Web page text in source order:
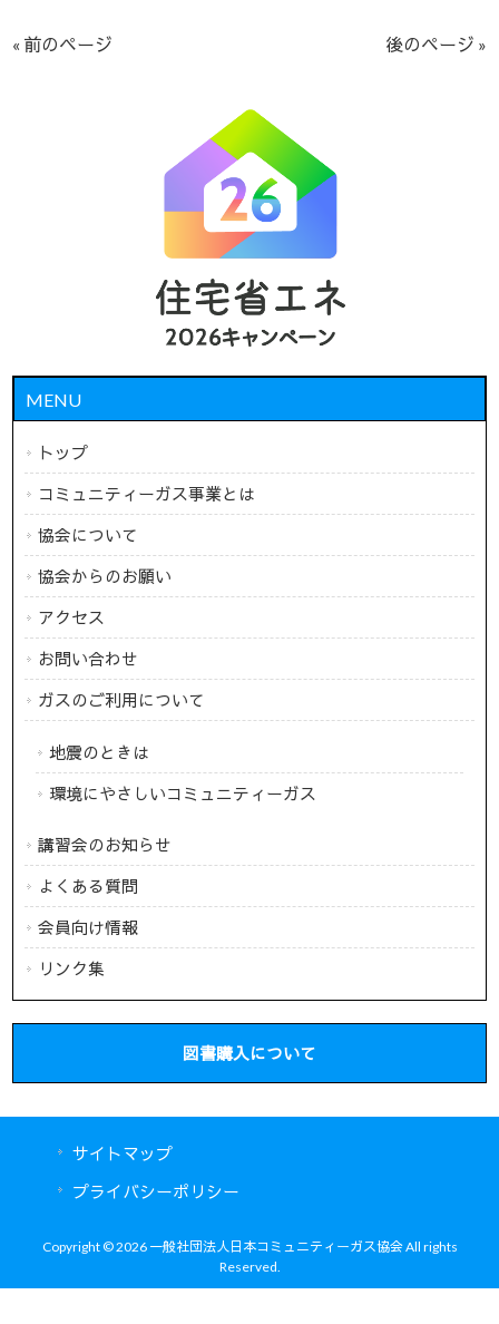
« 前のページ 後のページ »
MENU
トップ
コミュニティーガス事業とは
協会について
協会からのお願い
アクセス
お問い合わせ
ガスのご利用について
地震のときは
環境にやさしいコミュニティーガス
講習会のお知らせ
よくある質問
会員向け情報
リンク集
図書購入について
サイトマップ
プライバシーポリシー
Copyright © 2026 一般社団法人日本コミュニティーガス協会 All rights
Reserved.